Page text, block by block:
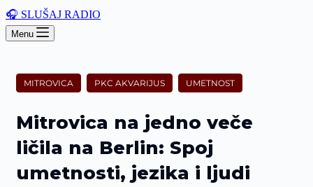
🎧 SLUŠAJ RADIO
Menu
MITROVICA PKC AKVARIJUS UMETNOST
Mitrovica na jedno veče
ličila na Berlin: Spoj
umetnosti, jezika i ljudi